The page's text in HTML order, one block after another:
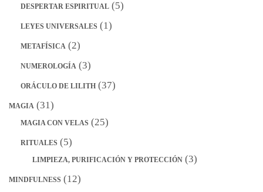
DESPERTAR ESPIRITUAL (5)
LEYES UNIVERSALES (1)
METAFÍSICA (2)
NUMEROLOGÍA (3)
ORÁCULO DE LILITH (37)
MAGIA (31)
MAGIA CON VELAS (25)
RITUALES (5)
LIMPIEZA, PURIFICACIÓN Y PROTECCIÓN (3)
MINDFULNESS (12)